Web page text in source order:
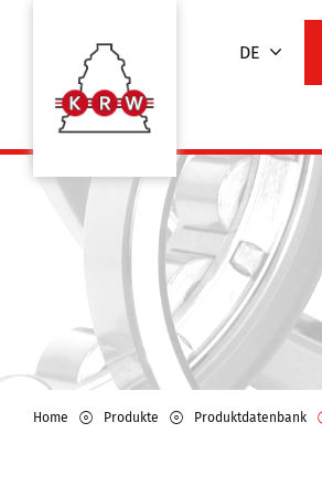
DE
Home Produkte Produktdatenbank